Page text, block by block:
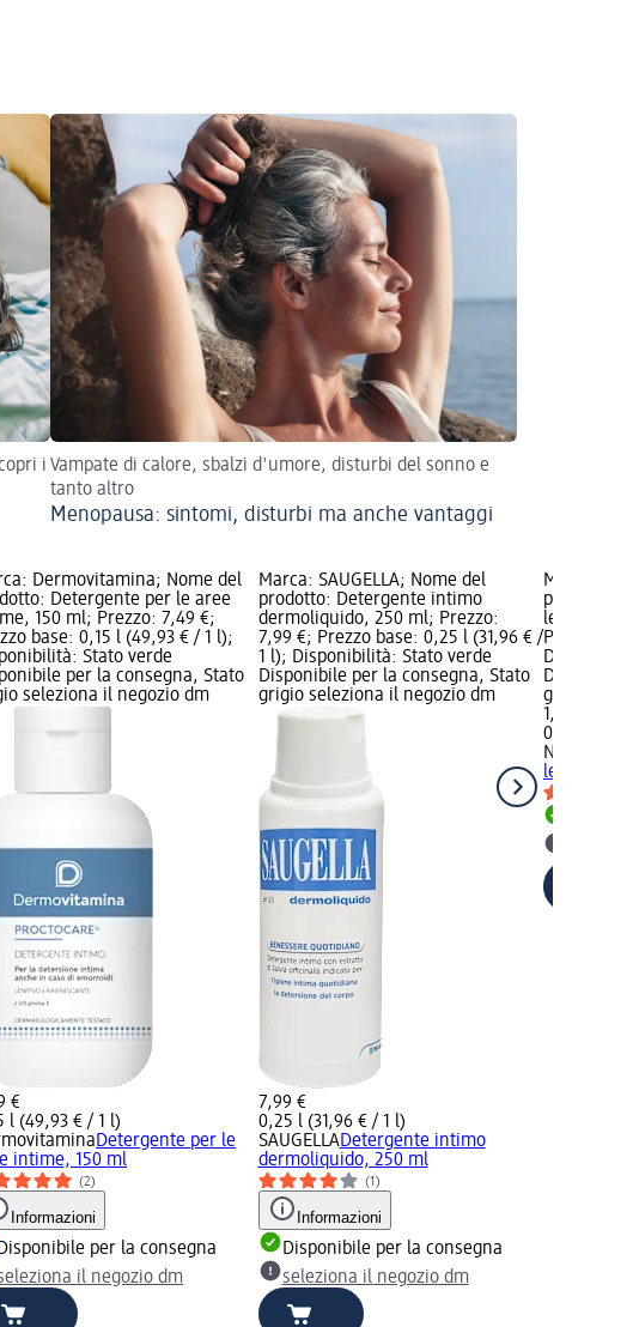
i Vampate di calore, sbalzi d'umore, disturbi del sonno e
tanto altro
Menopausa: sintomi, disturbi ma anche vantaggi
Dermovitamina; Nome del
Detergente per le aree
150 ml; Prezzo: 7,49 €;
base: 0,15 l (49,93 € / 1 l);
Stato verde
per la consegna, Stato
seleziona il negozio dm
€
l (49,93 € / 1 l)
Detergente per le
intime, 150 ml
(2)
Informazioni
Disponibile per la consegna
il negozio dm
Marca: SAUGELLA; Nome del
prodotto: Detergente intimo
dermoliquido, 250 ml; Prezzo:
7,99 €; Prezzo base: 0,25 l (31,96 € /
1 l); Disponibilità: Stato verde
Disponibile per la consegna, Stato
grigio seleziona il negozio dm
7,99 €
0,25 l (31,96 € / 1 l)
SAUGELLADetergente intimo
dermoliquido, 250 ml
(1)
Informazioni
Disponibile per la consegna
seleziona il negozio dm
Marca:
prodotto:
lenitivo,
Prezzo
Disponibile
grigio
1,89 €
0,3 l (6,30 €
lenitivo,